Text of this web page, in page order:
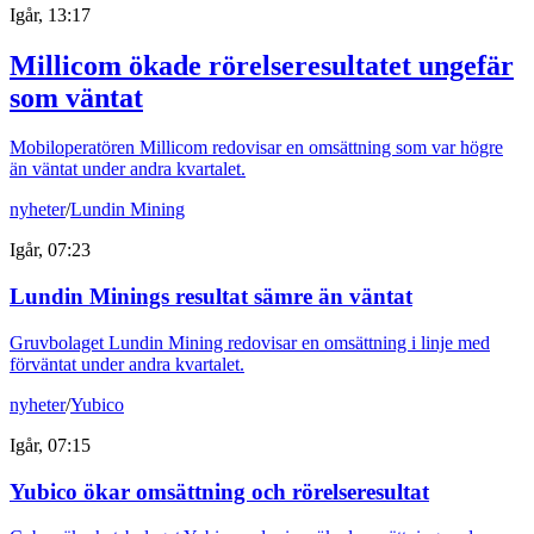
Igår, 13:17
Millicom ökade rörelseresultatet ungefär
som väntat
Mobiloperatören Millicom redovisar en omsättning som var högre
än väntat under andra kvartalet.
nyheter/Lundin Mining
Igår, 07:23
Lundin Minings resultat sämre än väntat
Gruvbolaget Lundin Mining redovisar en omsättning i linje med
förväntat under andra kvartalet.
nyheter/Yubico
Igår, 07:15
Yubico ökar omsättning och rörelseresultat